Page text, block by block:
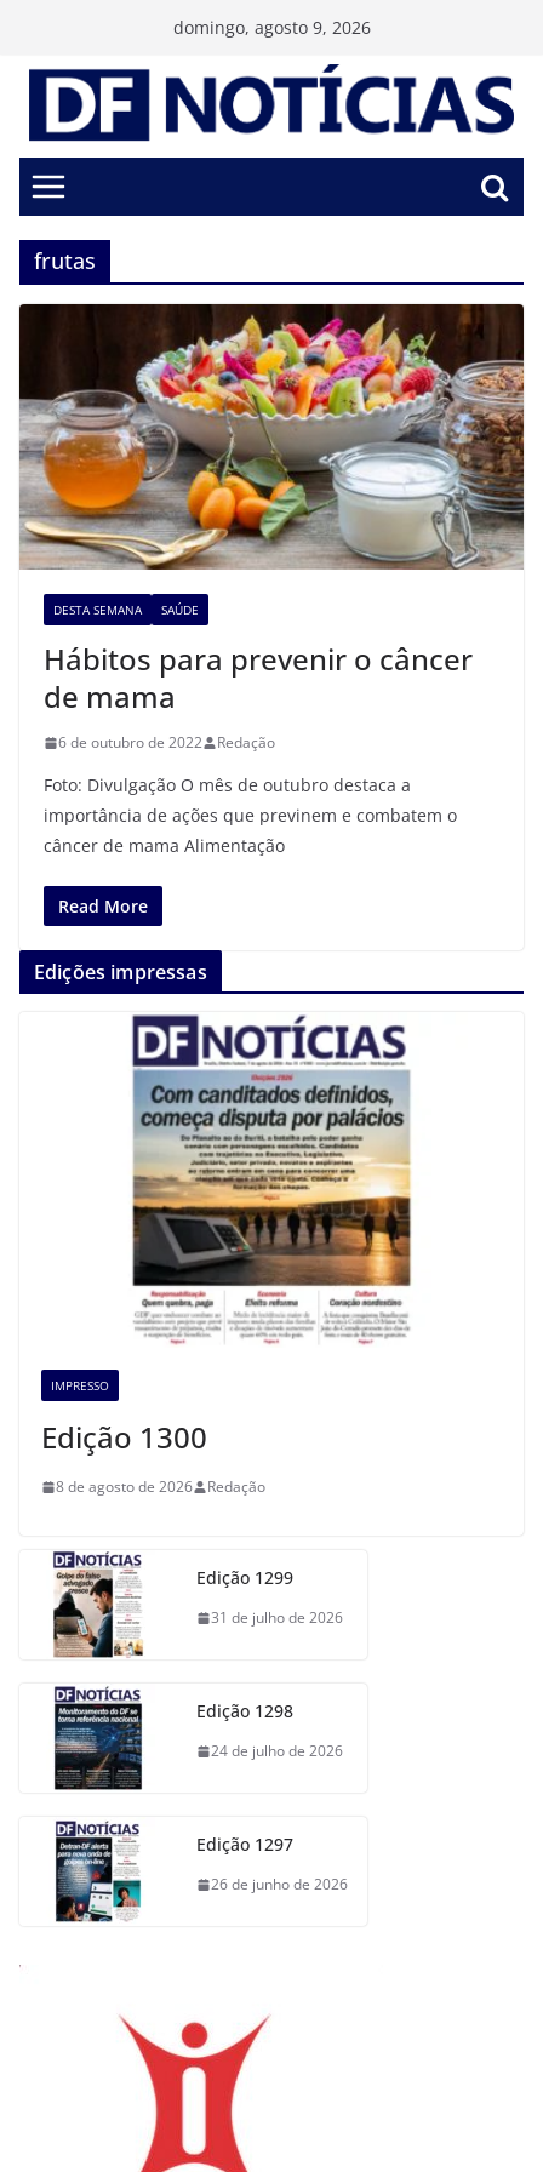
conteúdo
domingo, agosto 9, 2026
frutas
DESTA SEMANA SAÚDE
Hábitos para prevenir o câncer
de mama
6 de outubro de 2022 Redação
Foto: Divulgação O mês de outubro destaca a
importância de ações que previnem e combatem o
câncer de mama Alimentação
Read More
Edições impressas
IMPRESSO
Edição 1300
8 de agosto de 2026 Redação
Edição 1299
31 de julho de 2026
Edição 1298
24 de julho de 2026
Edição 1297
26 de junho de 2026